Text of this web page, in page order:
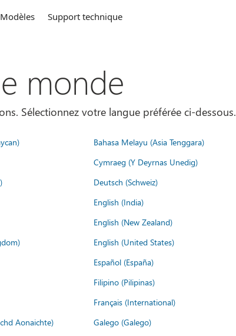
Modèles Support technique
monde
Sélectionnez votre langue préférée ci-dessous.
Bahasa Melayu (Asia Tenggara)
Cymraeg (Y Deyrnas Unedig)
Deutsch (Schweiz)
English (India)
English (New Zealand)
English (United States)
Español (España)
Filipino (Pilipinas)
Français (International)
Aonaichte) Galego (Galego)